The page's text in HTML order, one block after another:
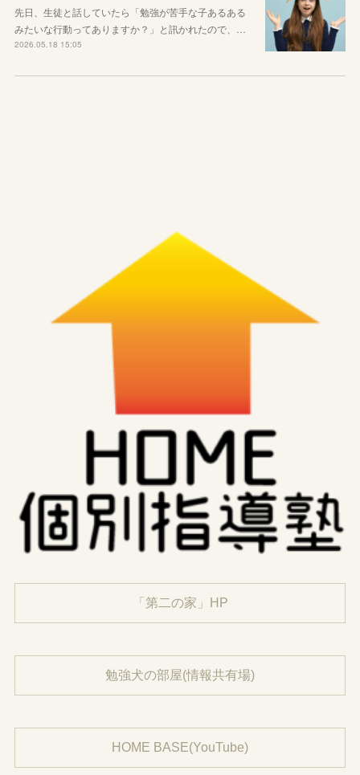
先日、生徒と話していたら「勉強が苦手な子あるある
みたいな行動ってありますか？」と訊かれたので、…
2026.05.18 15:05
「第二の家」HP
勉強犬の部屋(情報共有場)
HOME BASE(YouTube)